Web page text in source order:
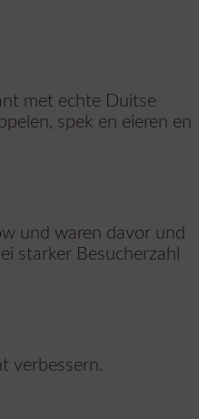
met echte Duitse
spek en eieren en
und waren davor und
starker Besucherzahl
verbessern.